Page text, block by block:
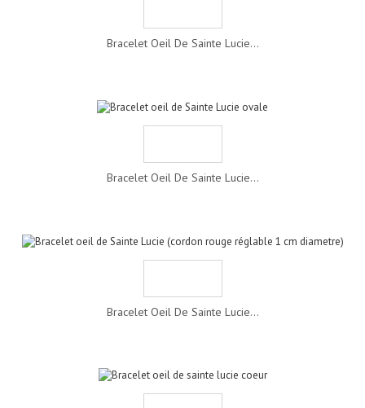
Bracelet Oeil De Sainte Lucie...
Bracelet Oeil De Sainte Lucie...
Bracelet Oeil De Sainte Lucie...